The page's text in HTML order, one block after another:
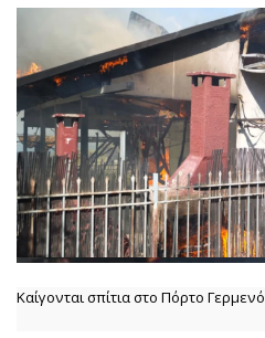
Καίγονται σπίτια στο Πόρτο Γερμενό